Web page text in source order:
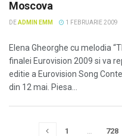
Moscova
DEADMIN EMM 1 FEBRUARIE 2009
Elena Gheorghe cu melodia
finalei Eurovision 2009 si va
editie a Eurovision Song
din 12 mai. Piesa...
1 … 728